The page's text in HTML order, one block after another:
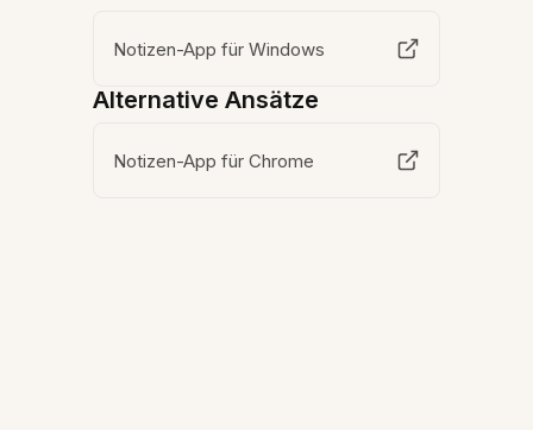
Notizen-App für Windows
Alternative Ansätze
Notizen-App für Chrome